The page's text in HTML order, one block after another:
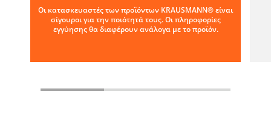
Οι κατασκευαστές των προϊόντων KRAUSMANN® είναι
σίγουροι για την ποιότητά τους. Οι πληροφορίες
εγγύησης θα διαφέρουν ανάλογα με το προϊόν.